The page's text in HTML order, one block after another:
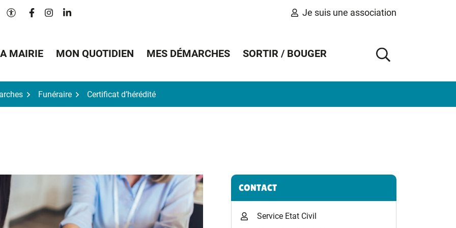
Paramètres d'accessibilité
Lien vers le compte Facebook
Lien vers le compte Instagram
Lien vers le compte Linkedin Je suis une association
MAIRIE MON QUOTIDIEN MES DÉMARCHES SORTIR / BOUGER
AFFICHER
Funéraire Certificat d’hérédité
Informations complémentaires
CONTACT
Service Etat Civil